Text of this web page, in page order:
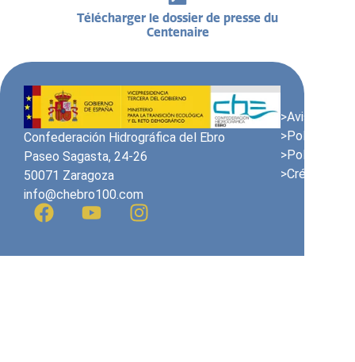
Télécharger le dossier de presse du
Centenaire
Confederación Hidrográfica del Ebro
Paseo Sagasta, 24-26
50071 Zaragoza
info@chebro100.com
>Avis
>Politique
>Politique
>Crédits